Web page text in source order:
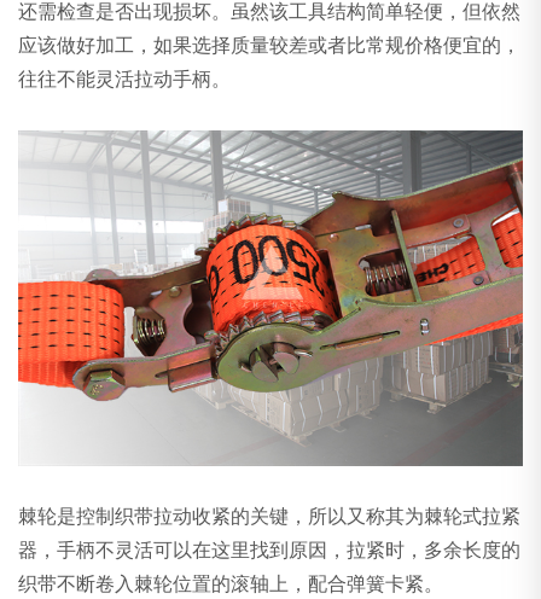
还需检查是否出现损坏。虽然该工具结构简单轻便，但依然
应该做好加工，如果选择质量较差或者比常规价格便宜的，
往往不能灵活拉动手柄。
棘轮是控制织带拉动收紧的关键，所以又称其为棘轮式拉紧
器，手柄不灵活可以在这里找到原因，拉紧时，多余长度的
织带不断卷入棘轮位置的滚轴上，配合弹簧卡紧。